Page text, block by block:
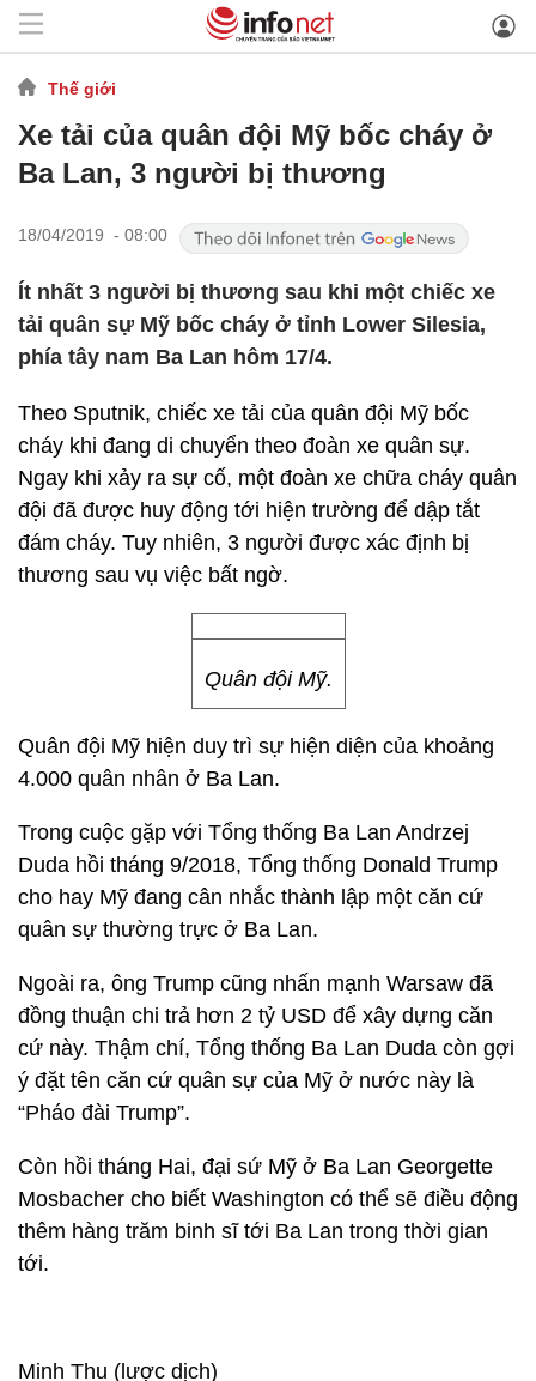
Thế giới
Xe tải của quân đội Mỹ bốc cháy ở
Ba Lan, 3 người bị thương
18/04/2019 - 08:00
Ít nhất 3 người bị thương sau khi một chiếc xe
tải quân sự Mỹ bốc cháy ở tỉnh Lower Silesia,
phía tây nam Ba Lan hôm 17/4.
Theo Sputnik, chiếc xe tải của quân đội Mỹ bốc
cháy khi đang di chuyển theo đoàn xe quân sự.
Ngay khi xảy ra sự cố, một đoàn xe chữa cháy quân
đội đã được huy động tới hiện trường để dập tắt
đám cháy. Tuy nhiên, 3 người được xác định bị
thương sau vụ việc bất ngờ.
Quân đội Mỹ.
Quân đội Mỹ hiện duy trì sự hiện diện của khoảng
4.000 quân nhân ở Ba Lan.
Trong cuộc gặp với Tổng thống Ba Lan Andrzej
Duda hồi tháng 9/2018, Tổng thống Donald Trump
cho hay Mỹ đang cân nhắc thành lập một căn cứ
quân sự thường trực ở Ba Lan.
Ngoài ra, ông Trump cũng nhấn mạnh Warsaw đã
đồng thuận chi trả hơn 2 tỷ USD để xây dựng căn
cứ này. Thậm chí, Tổng thống Ba Lan Duda còn gợi
ý đặt tên căn cứ quân sự của Mỹ ở nước này là
“Pháo đài Trump”.
Còn hồi tháng Hai, đại sứ Mỹ ở Ba Lan Georgette
Mosbacher cho biết Washington có thể sẽ điều động
thêm hàng trăm binh sĩ tới Ba Lan trong thời gian
tới.
Minh Thu (lược dịch)